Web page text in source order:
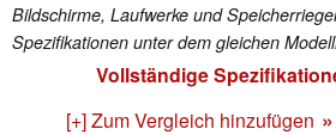
Bildschirme, Laufwerke und
Spezifikationen unter dem gleichen
Vollständige
[+] Zum Vergleich hinzufügen